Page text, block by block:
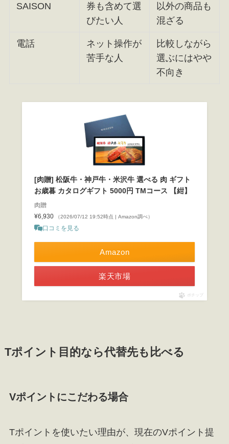
SAISON
券も含めて選
びたい人
以外の商品も
混ざる
電話
ネット操作が
苦手な人
比較しながら
選ぶにはやや
不向き
[肉贈] 松阪牛・神戸牛・米沢牛 選べる 肉 ギフト
お歳暮 カタログギフト 5000円 TMコース 【紺】
肉贈
¥6,930
（2026/07/12 19:52時点 | Amazon調べ）
口コミを見る
Amazon
楽天市場
ポチップ
Tポイント目的なら代替先も比べる
Vポイントにこだわる場合
Tポイントを使いたい理由が、現在のVポイント提